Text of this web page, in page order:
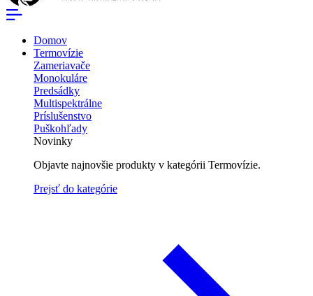
Domov
Termovízie
Zameriavače
Monokuláre
Predsádky
Multispektrálne
Príslušenstvo
Puškohľady
Novinky
Objavte najnovšie produkty v kategórii Termovízie.
Prejsť do kategórie